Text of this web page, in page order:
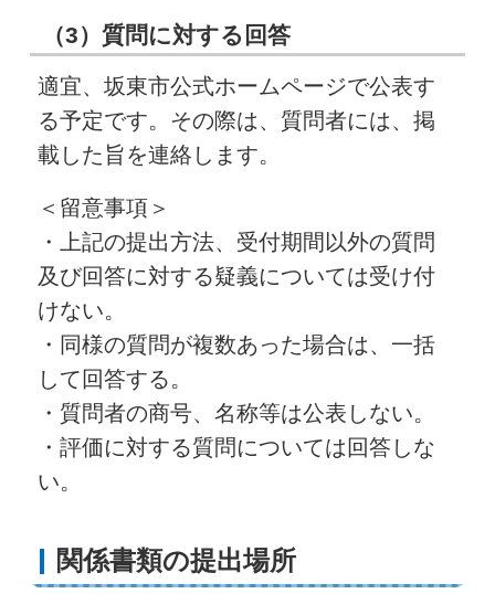
（3）質問に対する回答
適宜、坂東市公式ホームページで公表す
る予定です。その際は、質問者には、掲
載した旨を連絡します。
＜留意事項＞
・上記の提出方法、受付期間以外の質問
及び回答に対する疑義については受け付
けない。
・同様の質問が複数あった場合は、一括
して回答する。
・質問者の商号、名称等は公表しない。
・評価に対する質問については回答しな
い。
関係書類の提出場所